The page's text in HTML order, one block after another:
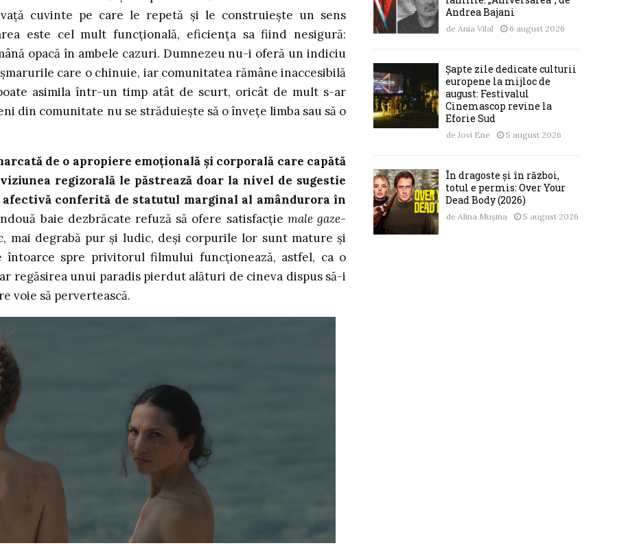
cuvinte pe care le repetă și le construiește un sens
este cel mult funcțională, eficiența sa fiind nesigură:
opacă în ambele cazuri. Dumnezeu nu-i oferă un indiciu
care o chinuie, iar comunitatea rămâne inaccesibilă
asimila într-un timp atât de scurt, oricât de mult s-ar
din comunitate nu se străduiește să o învețe limba sau să o
de o apropiere emoțională și corporală care capătă
regizorală le păstrează doar la nivel de sugestie
conferită de statutul marginal al amândurora în
baie dezbrăcate refuză să ofere satisfacție male gaze-
degrabă pur și ludic, deși corpurile lor sunt mature și
întoarce spre privitorul filmului funcționează, astfel, ca o
regăsirea unui paradis pierdut alături de cineva dispus să-i
voie să pervertească.
Andrea Bajani
de Ania Vilal 6 august 2026
Șapte zile dedicate culturii
europene la mijloc de
august: Festivalul
Cinemascop revine la
Eforie Sud
de Jovi Ene 5 august 2026
În dragoste și în război,
totul e permis: Over Your
Dead Body (2026)
de Alina Mușina 5 august 2026